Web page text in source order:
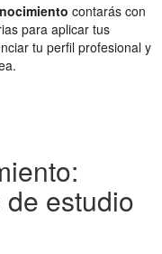
contarás con
para aplicar tus
tu perfil profesional y
estudio